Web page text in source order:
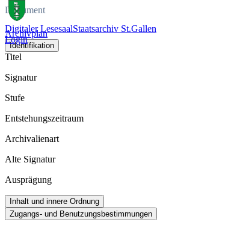
Digitaler LesesaalStaatsarchiv St.Gallen
Login
Dokument
Archivplan
Identifikation
Titel
Signatur
Stufe
Entstehungszeitraum
Archivalienart
Alte Signatur
Ausprägung
Inhalt und innere Ordnung
Zugangs- und Benutzungsbestimmungen